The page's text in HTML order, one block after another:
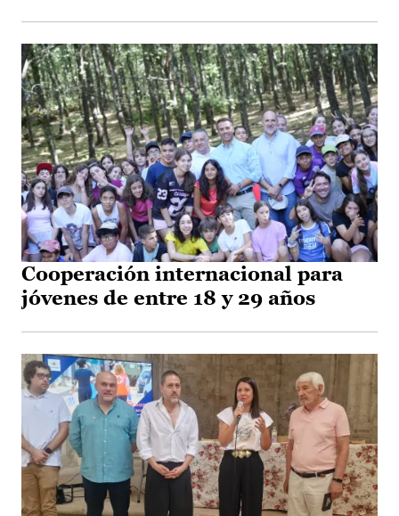
Cooperación internacional para
jóvenes de entre 18 y 29 años